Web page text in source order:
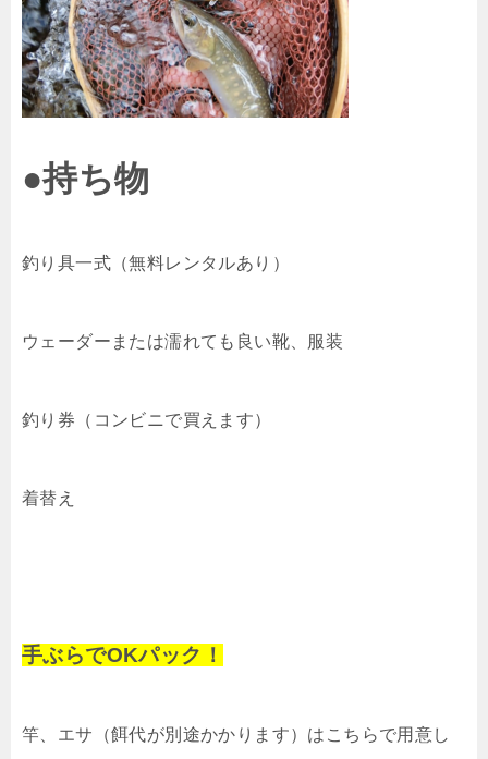
●持ち物
釣り具一式（無料レンタルあり）
ウェーダーまたは濡れても良い靴、服装
釣り券（コンビニで買えます）
着替え
手ぶらでOKパック！
竿、エサ（餌代が別途かかります）はこちらで用意し